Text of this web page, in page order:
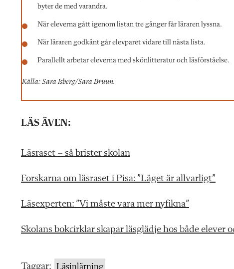
byter de med varandra.
När eleverna gått igenom listan tre gånger får läraren lyssna.
När läraren godkänt går elevparet vidare till nästa lista.
Parallellt arbetar eleverna med skönlitteratur och läsförståelse.
Källa: Sara Isberg/Sara Bruun.
LÄS ÄVEN:
Läsraset – så brister skolan
Forskarna om läsraset i Pisa: ”Läget är allvarligt”
Läsexperten: ”Vi måste vara mer nyfikna”
Skolans bokcirklar skapar läsglädje hos både elever
Taggar: Läsinlärning